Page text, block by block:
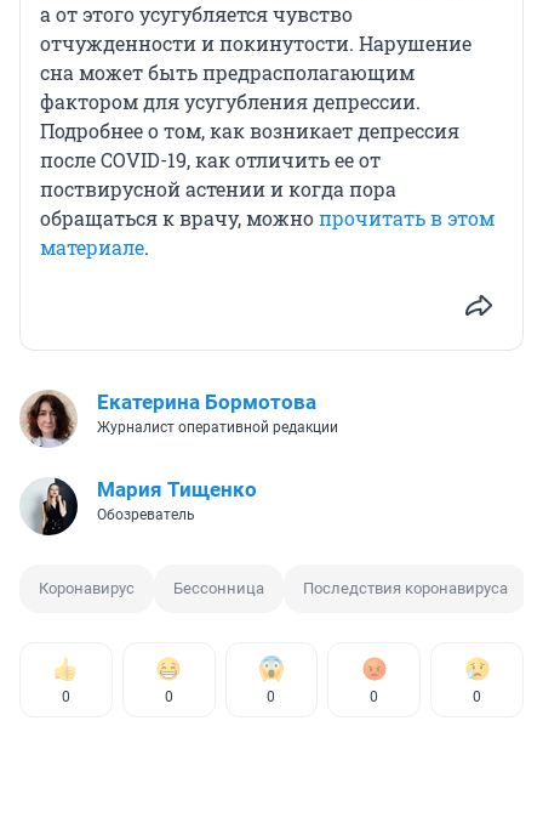
а от этого усугубляется чувство
отчужденности и покинутости. Нарушение
сна может быть предрасполагающим
фактором для усугубления депрессии.
Подробнее о том, как возникает депрессия
после COVID-19, как отличить ее от
поствирусной астении и когда пора
обращаться к врачу, можнопрочитать в этом
материале.
Екатерина Бормотова
Журналист оперативной редакции
Мария Тищенко
Обозреватель
Коронавирус Бессонница Последствия коронавируса
0 0 0 0 0